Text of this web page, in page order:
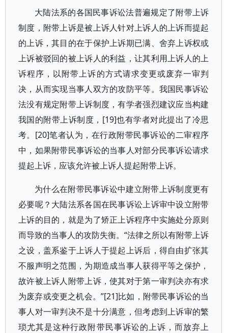
大陆法系的各国民事诉讼法普遍规定了附带上诉
制度，附带上诉是被上诉人针对上诉人的上诉而提起
的上诉，其目的在于保护上诉期已满、舍弃上诉权或
上诉被驳回的被上诉人的利益，让其利用上诉人的上
诉程序，以附带上诉的方式请求变更或废弃一审判
决，从而实现当事人双方的攻防平等。我国民事诉讼
法没有规定附带上诉制度，有学者强烈建议应当构建
我国的附带上诉制度，[19]也有学者对此提出了冷思
考。[20]笔者认为，在行政附带民事诉讼的二审程序
中，如果附带民事诉讼的当事人对部分民事诉讼请求
提起上诉，应该允许被上诉人提起附带上诉。
为什么在附带民事诉讼中建立附带上诉制度更有
必要呢？大陆法系各国在民事诉讼上诉审中设立附带
上诉的目的，就是为了矫正上诉程序中实施处分原则
而导致的当事人的攻防失衡。“法律之所以有附带上诉
之设，盖系鉴于上诉人于提起上诉后，得自由扩张其
不服声明之范围，为期造成当事人获得平等之保护，
故许被上诉人附带上诉，使其对于第一审判决亦有求
为废弃或变更之机会。”[21]比如，附带民事诉讼的当
事人对一审判决不是十分满意，但考虑到上诉审的繁
琐尤其是这种行政附带民事诉讼的上诉，而放弃上